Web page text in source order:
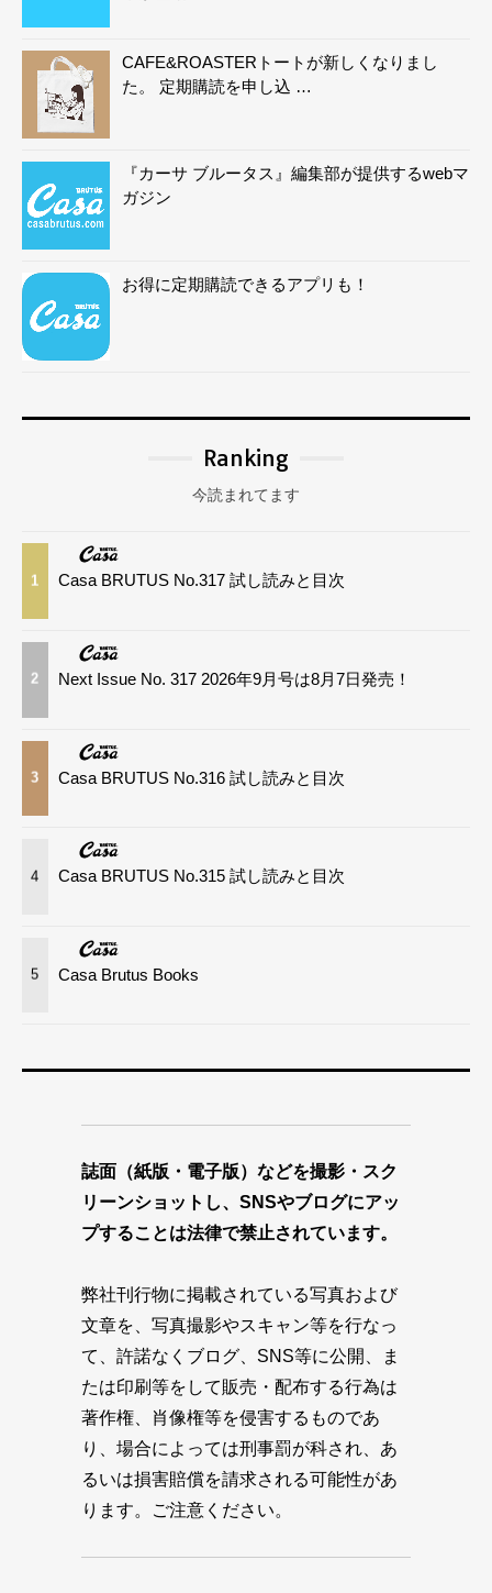
CAFE&ROASTERトートが新しくなりまし
た。 定期購読を申し込 …
『カーサ ブルータス』編集部が提供するwebマ
ガジン
お得に定期購読できるアプリも！
Ranking
今読まれてます
1 Casa BRUTUS No.317 試し読みと目次
2 Next Issue No. 317 2026年9月号は8月7日発売！
3 Casa BRUTUS No.316 試し読みと目次
4 Casa BRUTUS No.315 試し読みと目次
5 Casa Brutus Books
誌面（紙版・電子版）などを撮影・スク
リーンショットし、SNSやブログにアッ
プすることは法律で禁止されています。
弊社刊行物に掲載されている写真および
文章を、写真撮影やスキャン等を行なっ
て、許諾なくブログ、SNS等に公開、ま
たは印刷等をして販売・配布する行為は
著作権、肖像権等を侵害するものであ
り、場合によっては刑事罰が科され、あ
るいは損害賠償を請求される可能性があ
ります。ご注意ください。